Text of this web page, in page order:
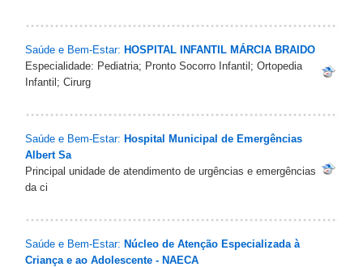
Saúde e Bem-Estar: HOSPITAL INFANTIL MÁRCIA BRAIDO
Especialidade: Pediatria; Pronto Socorro Infantil; Ortopedia
Infantil; Cirurg
Saúde e Bem-Estar: Hospital Municipal de Emergências
Albert Sa
Principal unidade de atendimento de urgências e emergências
da ci
Saúde e Bem-Estar: Núcleo de Atenção Especializada à
Criança e ao Adolescente - NAECA